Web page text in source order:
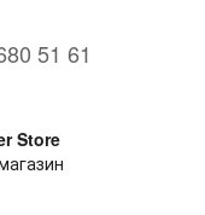
51 61
Store